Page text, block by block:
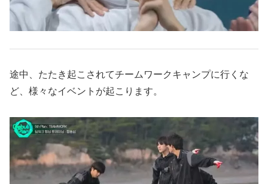
途中、たたき起こされてチームワークキャンプに行くな
ど、様々なイベントが起こります。